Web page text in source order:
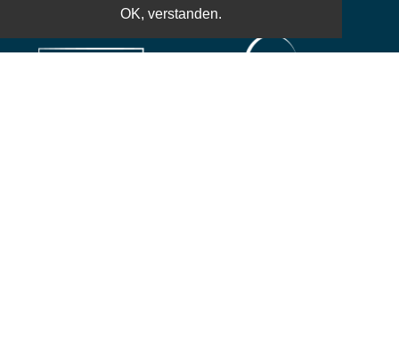
OK, verstanden.